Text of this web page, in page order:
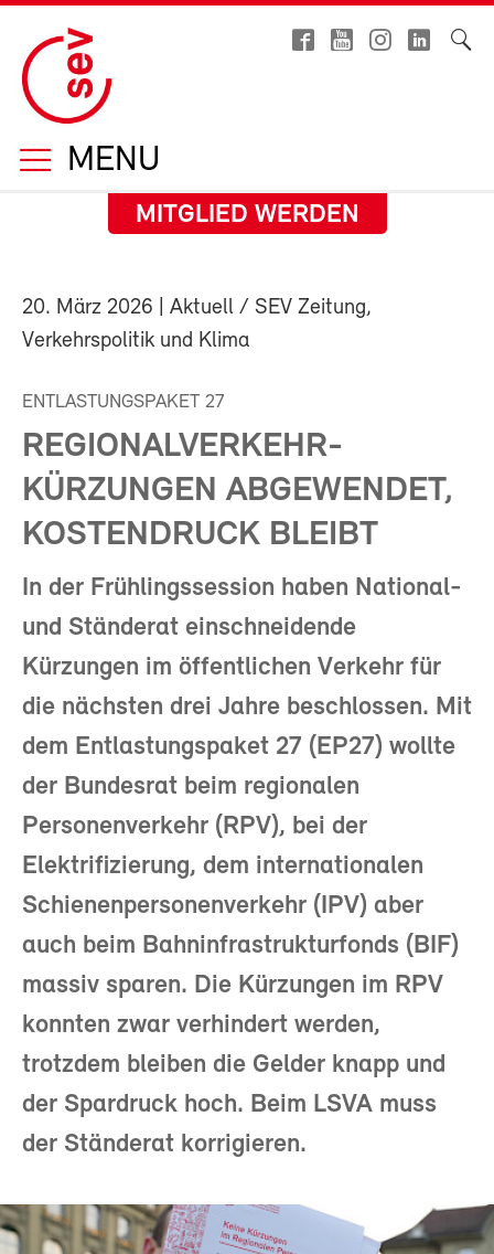
MENU
MITGLIED WERDEN
20. März 2026 | Aktuell / SEV Zeitung,
Verkehrspolitik und Klima
ENTLASTUNGSPAKET 27
REGIONALVERKEHR-
KÜRZUNGEN ABGEWENDET,
KOSTENDRUCK BLEIBT
In der Frühlingssession haben National-
und Ständerat einschneidende
Kürzungen im öffentlichen Verkehr für
die nächsten drei Jahre beschlossen. Mit
dem Entlastungspaket 27 (EP27) wollte
der Bundesrat beim regionalen
Personenverkehr (RPV), bei der
Elektrifizierung, dem internationalen
Schienenpersonenverkehr (IPV) aber
auch beim Bahninfrastrukturfonds (BIF)
massiv sparen. Die Kürzungen im RPV
konnten zwar verhindert werden,
trotzdem bleiben die Gelder knapp und
der Spardruck hoch. Beim LSVA muss
der Ständerat korrigieren.